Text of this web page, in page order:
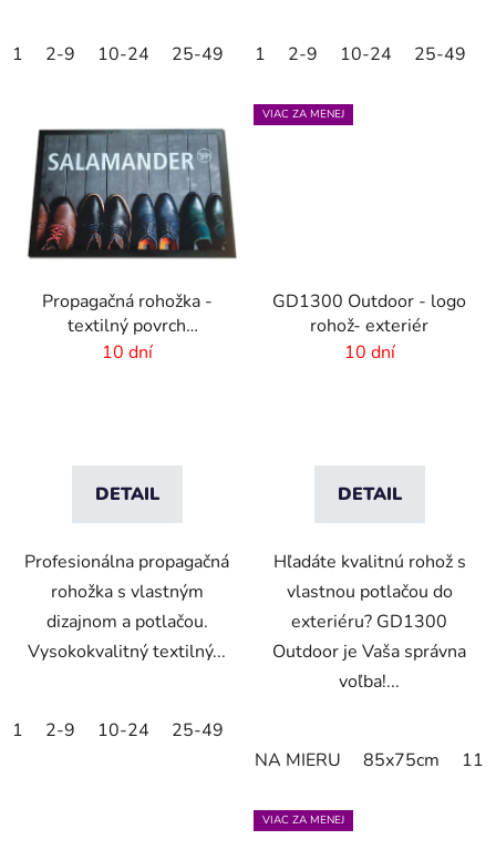
1 2-9 10-24 25-49 50-99 100-249 250-499
1 2-9 10-24 25-49
Propagačná rohožka -
textilný povrch
-150x300cm
10 dní
DETAIL
Profesionálna propagačná
rohožka s vlastným
dizajnom a potlačou.
Vysokokvalitný textilný...
1 2-9 10-24 25-49
VIAC ZA MENEJ
GD1300 Outdoor - logo
rohož- exteriér
10 dní
DETAIL
Hľadáte kvalitnú rohož s
vlastnou potlačou do
exteriéru? GD1300
Outdoor je Vaša správna
voľba!...
NA MIERU 85x75cm
VIAC ZA MENEJ